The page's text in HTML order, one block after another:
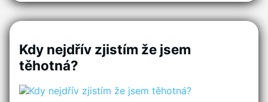
Kdy nejdřív zjistím že jsem
těhotná?